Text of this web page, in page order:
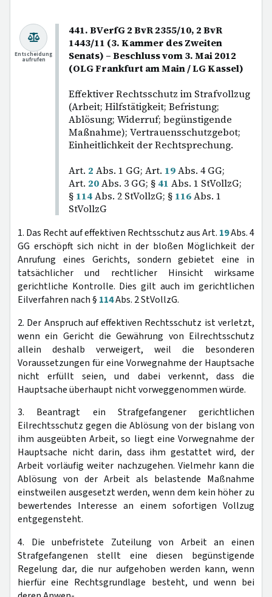
441. BVerfG 2 BvR 2355/10, 2 BvR
1443/11 (3. Kammer des Zweiten
Senats) – Beschluss vom 3. Mai 2012
(OLG Frankfurt am Main / LG Kassel)
Effektiver Rechtsschutz im Strafvollzug
(Arbeit; Hilfstätigkeit; Befristung;
Ablösung; Widerruf; begünstigende
Maßnahme); Vertrauensschutzgebot;
Einheitlichkeit der Rechtsprechung.
Art. 2 Abs. 1 GG; Art. 19Abs. 4 GG;
Art. 20Abs. 3 GG; § 41 Abs. 1 StVollzG;
§ 114Abs. 2 StVollzG; § 116Abs. 1
StVollzG
Entscheidung
aufrufen
1. Das Recht auf effektiven Rechtsschutz aus Art. 19Abs. 4
GG erschöpft sich nicht in der bloßen Möglichkeit der
Anrufung eines Gerichts, sondern gebietet eine in
tatsächlicher und rechtlicher Hinsicht wirksame
gerichtliche Kontrolle. Dies gilt auch im gerichtlichen
Eilverfahren nach § 114Abs. 2 StVollzG.
2. Der Anspruch auf effektiven Rechtsschutz ist verletzt,
wenn ein Gericht die Gewährung von Eilrechtsschutz
allein deshalb verweigert, weil die besonderen
Voraussetzungen für eine Vorwegnahme der Hauptsache
nicht erfüllt seien, und dabei verkennt, dass die
Hauptsache überhaupt nicht vorweggenommen würde.
3. Beantragt ein Strafgefangener gerichtlichen
Eilrechtsschutz gegen die Ablösung von der bislang von
ihm ausgeübten Arbeit, so liegt eine Vorwegnahme der
Hauptsache nicht darin, dass ihm gestattet wird, der
Arbeit vorläufig weiter nachzugehen. Vielmehr kann die
Ablösung von der Arbeit als belastende Maßnahme
einstweilen ausgesetzt werden, wenn dem kein höher zu
bewertendes Interesse an einem sofortigen Vollzug
entgegensteht.
4. Die unbefristete Zuteilung von Arbeit an einen
Strafgefangenen stellt eine diesen begünstigende
Regelung dar, die nur aufgehoben werden kann, wenn
hierfür eine Rechtsgrundlage besteht, und wenn bei